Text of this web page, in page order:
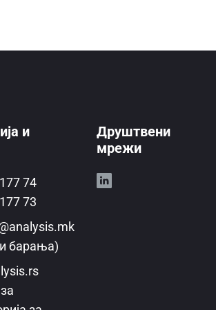
и
74
73
барања)
Друштвени
мрежи